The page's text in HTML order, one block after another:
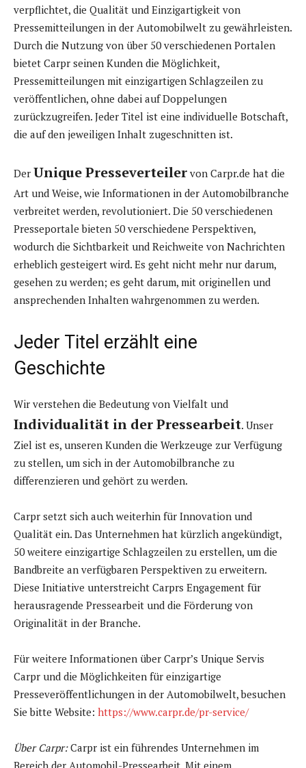
verpflichtet, die Qualität und Einzigartigkeit von
Pressemitteilungen in der Automobilwelt zu gewährleisten.
Durch die Nutzung von über 50 verschiedenen Portalen
bietet Carpr seinen Kunden die Möglichkeit,
Pressemitteilungen mit einzigartigen Schlagzeilen zu
veröffentlichen, ohne dabei auf Doppelungen
zurückzugreifen. Jeder Titel ist eine individuelle Botschaft,
die auf den jeweiligen Inhalt zugeschnitten ist.
Der Unique Presseverteiler von Carpr.de hat die
Art und Weise, wie Informationen in der Automobilbranche
verbreitet werden, revolutioniert. Die 50 verschiedenen
Presseportale bieten 50 verschiedene Perspektiven,
wodurch die Sichtbarkeit und Reichweite von Nachrichten
erheblich gesteigert wird. Es geht nicht mehr nur darum,
gesehen zu werden; es geht darum, mit originellen und
ansprechenden Inhalten wahrgenommen zu werden.
Jeder Titel erzählt eine
Geschichte
Wir verstehen die Bedeutung von Vielfalt und
Individualität in der Pressearbeit. Unser
Ziel ist es, unseren Kunden die Werkzeuge zur Verfügung
zu stellen, um sich in der Automobilbranche zu
differenzieren und gehört zu werden.
Carpr setzt sich auch weiterhin für Innovation und
Qualität ein. Das Unternehmen hat kürzlich angekündigt,
50 weitere einzigartige Schlagzeilen zu erstellen, um die
Bandbreite an verfügbaren Perspektiven zu erweitern.
Diese Initiative unterstreicht Carprs Engagement für
herausragende Pressearbeit und die Förderung von
Originalität in der Branche.
Für weitere Informationen über Carpr’s Unique Servis
Carpr und die Möglichkeiten für einzigartige
Presseveröffentlichungen in der Automobilwelt, besuchen
Sie bitte Website: https://www.carpr.de/pr-service/
Über Carpr:Carpr ist ein führendes Unternehmen im